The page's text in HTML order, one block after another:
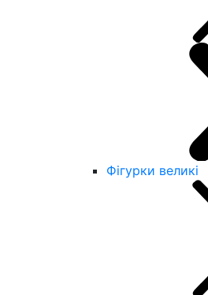
Фігурки великі